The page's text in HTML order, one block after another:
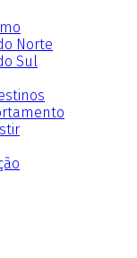
Norte
Sul